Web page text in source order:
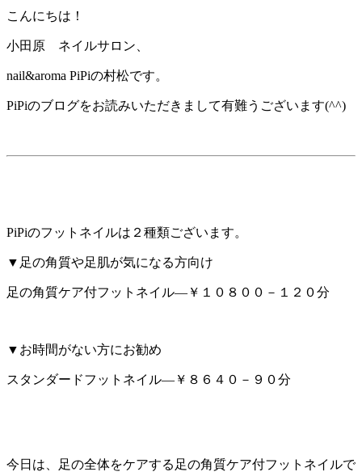
こんにちは！
小田原 ネイルサロン、
nail&aroma PiPiの村松です。
PiPiのブログをお読みいただきまして有難うございます(^^)
PiPiのフットネイルは２種類ございます。
▼足の角質や足肌が気になる方向け
足の角質ケア付フットネイル―￥１０８００－１２０分
▼お時間がない方にお勧め
スタンダードフットネイル―￥８６４０－９０分
今日は、足の全体をケアする足の角質ケア付フットネイルで